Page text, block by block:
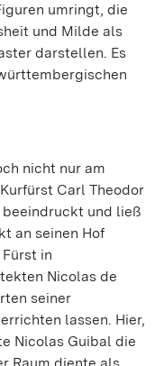
umringt, die
und Milde als
darstellen. Es
nicht nur am
Carl Theodor
beeindruckt und ließ
an seinen Hof
in
Nicolas de
seiner
lassen. Hier,
Nicolas Guibal die